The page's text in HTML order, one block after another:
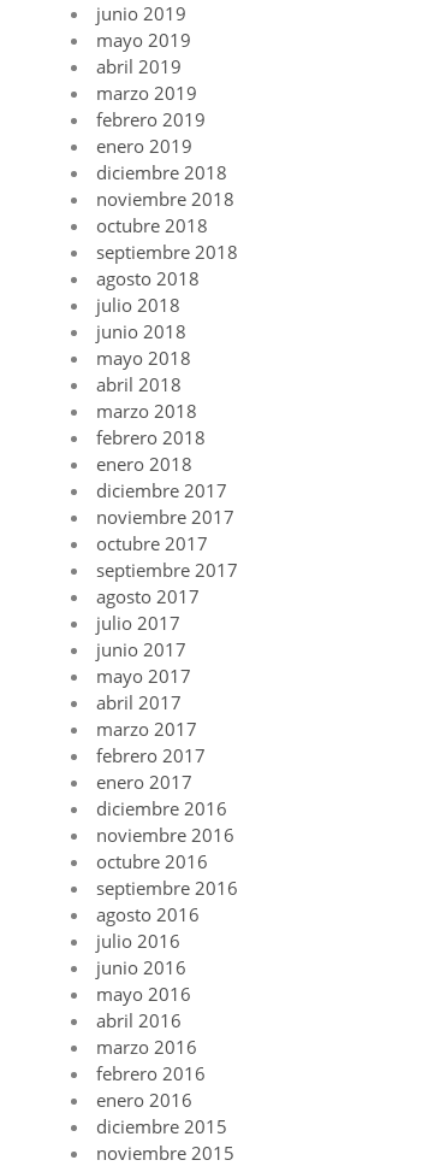
junio 2019
mayo 2019
abril 2019
marzo 2019
febrero 2019
enero 2019
diciembre 2018
noviembre 2018
octubre 2018
septiembre 2018
agosto 2018
julio 2018
junio 2018
mayo 2018
abril 2018
marzo 2018
febrero 2018
enero 2018
diciembre 2017
noviembre 2017
octubre 2017
septiembre 2017
agosto 2017
julio 2017
junio 2017
mayo 2017
abril 2017
marzo 2017
febrero 2017
enero 2017
diciembre 2016
noviembre 2016
octubre 2016
septiembre 2016
agosto 2016
julio 2016
junio 2016
mayo 2016
abril 2016
marzo 2016
febrero 2016
enero 2016
diciembre 2015
noviembre 2015